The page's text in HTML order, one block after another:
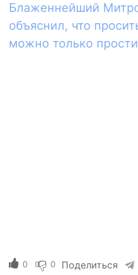
Блаженнейший
объяснил, что
можно только
0 0 Поделиться